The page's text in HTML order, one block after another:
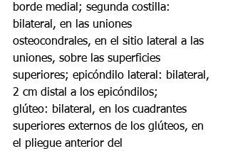
borde medial; segunda costilla:
bilateral, en las uniones
osteocondrales, en el sitio lateral a las
uniones, sobre las superficies
superiores; epicóndilo lateral: bilateral,
2 cm distal a los epicóndilos;
glúteo: bilateral, en los cuadrantes
superiores externos de los glúteos, en
el pliegue anterior del